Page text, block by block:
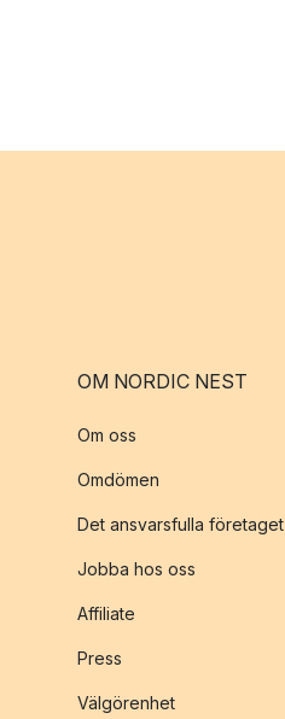
OM NORDIC NEST
Om oss
Omdömen
Det ansvarsfulla företaget
Jobba hos oss
Affiliate
Press
Välgörenhet